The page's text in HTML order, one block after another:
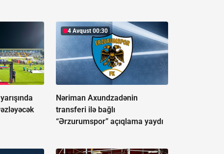
4 Avqust 00:30
Nəriman Axundzadənin
transferi ilə bağlı
“Ərzurumspor” açıqlama yaydı